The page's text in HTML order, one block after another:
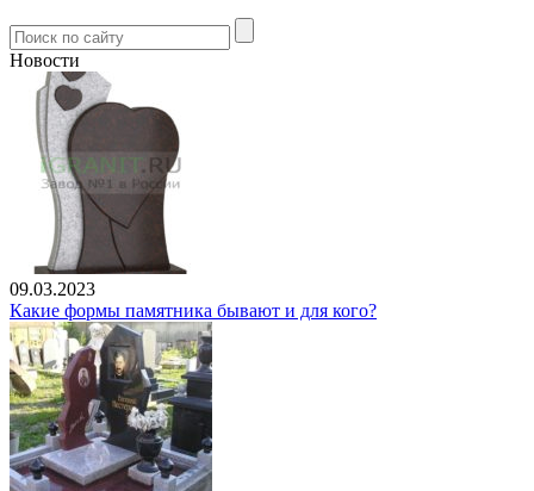
Новости
09.03.2023
Какие формы памятника бывают и для кого?